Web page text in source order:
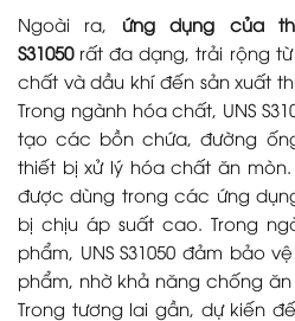
Ngoài ra, ứng dụng của
S31050rất đa dạng, trải rộng
chất và dầu khí đến sản xuất
Trong ngành hóa chất, UNS
tạo các bồn chứa, đường
thiết bị xử lý hóa chất ăn
được dùng trong các ứng
bị chịu áp suất cao. Trong
phẩm, UNS S31050 đảm bảo
phẩm, nhờ khả năng chống
Trong tương lai gần, dự kiến